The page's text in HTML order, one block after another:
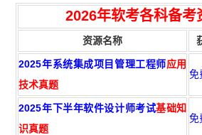
2026年软考各科备考
资源名称
2025年系统集成项目管理工程师应用
技术真题
免
2025年下半年软件设计师考试基础知
识真题
免